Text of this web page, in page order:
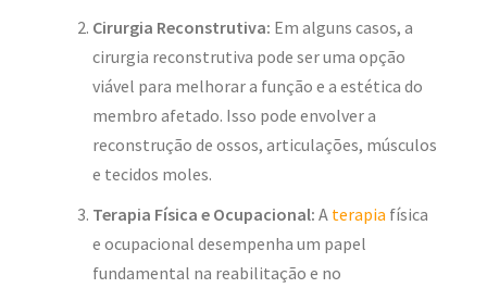
Cirurgia Reconstrutiva: Em alguns casos, a
cirurgia reconstrutiva pode ser uma opção
viável para melhorar a função e a estética do
membro afetado. Isso pode envolver a
reconstrução de ossos, articulações, músculos
e tecidos moles.
Terapia Física e Ocupacional: A terapia física
e ocupacional desempenha um papel
fundamental na reabilitação e no